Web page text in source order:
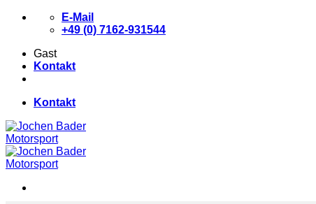
Zum
E-Mail
+49 (0) 7162-931544
Gast
Kontakt
Kontakt